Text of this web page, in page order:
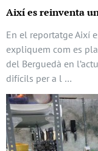
Així es reinventa
En el reportatge Així
expliquem com es
del Berguedà en
difícils per a l …